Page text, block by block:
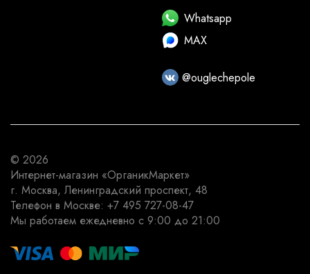
Whatsapp
MAX
@ouglechepole
© 2026
Интернет-магазин «ОрганикМаркет»
г. Москва, Ленинградский проспект, 48
Телефон в Москве: +7 495 727-08-47
Мы работаем ежедневно с 9:00 до 21:00